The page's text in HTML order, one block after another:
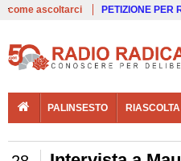
come ascoltarci PETIZIONE PER
PALINSESTO RIASCOLTA